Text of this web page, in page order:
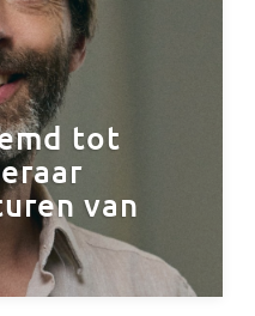
tot
van